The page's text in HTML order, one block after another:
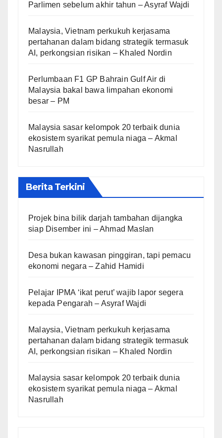
Parlimen sebelum akhir tahun – Asyraf Wajdi
Malaysia, Vietnam perkukuh kerjasama
pertahanan dalam bidang strategik termasuk
AI, perkongsian risikan – Khaled Nordin
Perlumbaan F1 GP Bahrain Gulf Air di
Malaysia bakal bawa limpahan ekonomi
besar – PM
Malaysia sasar kelompok 20 terbaik dunia
ekosistem syarikat pemula niaga – Akmal
Nasrullah
Berita Terkini
Projek bina bilik darjah tambahan dijangka
siap Disember ini – Ahmad Maslan
Desa bukan kawasan pinggiran, tapi pemacu
ekonomi negara – Zahid Hamidi
Pelajar IPMA ‘ikat perut’ wajib lapor segera
kepada Pengarah – Asyraf Wajdi
Malaysia, Vietnam perkukuh kerjasama
pertahanan dalam bidang strategik termasuk
AI, perkongsian risikan – Khaled Nordin
Malaysia sasar kelompok 20 terbaik dunia
ekosistem syarikat pemula niaga – Akmal
Nasrullah